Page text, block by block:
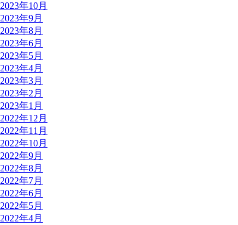
2023年10月
2023年9月
2023年8月
2023年6月
2023年5月
2023年4月
2023年3月
2023年2月
2023年1月
2022年12月
2022年11月
2022年10月
2022年9月
2022年8月
2022年7月
2022年6月
2022年5月
2022年4月